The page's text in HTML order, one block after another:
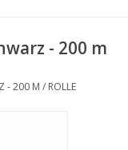
- 200 m
- 200 M / ROLLE